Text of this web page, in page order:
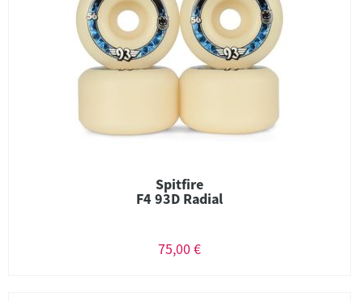
Spitfire
F4 93D Radial
75,00 €